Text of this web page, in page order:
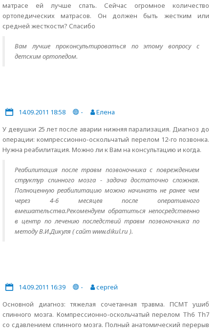
матрасе ей лучше спать. Сейчас огромное количество
ортопедических матрасов. Он должен быть жестким или
средней жесткости? Спасибо
Вам лучше проконсультироваться по этому вопросу с
детским ортопедом.
14.09.2011 18:58 -
Елена
У девушки 25 лет после аварии нижняя парализация. Диагноз до
операции: компрессионно-оскольчатый перелом 12-го позвонка.
Нужна реабилитация. Можно ли к Вам на консультацию и когда.
Реабилитация после травм позвоночника с повреждением
структур спинного мозга - задача достаточно сложная.
Полноценную реабилитацию можно начинать не ранее чем
через 4-6 месяцев после оперативного
вмешательства.Рекомендуем обратиться непосредственно
в центр по лечению последствий травм позвоночника по
методу В.И.Дикуля ( сайт www.dikul.ru ).
14.09.2011 16:39 -
сергей
Основной диагноз: тяжелая сочетанная травма. ПСМТ ушиб
спинного мозга. Компрессионно-оскольчатый перелом Th6 Th7
со сдавлением спинного мозга. Полный анатомический перерыв